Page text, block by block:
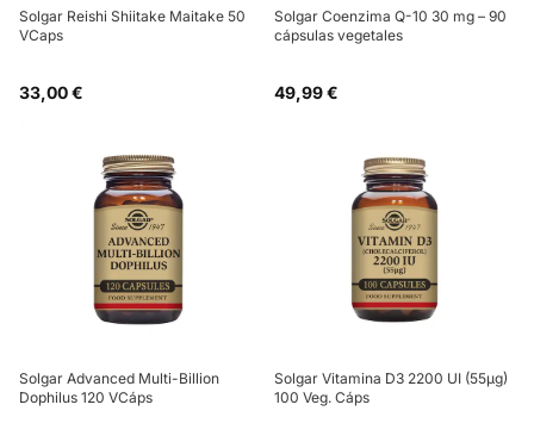
Solgar Reishi Shiitake Maitake 50
VCaps
33,00 €
Solgar Coenzima Q-10 30 mg – 90
cápsulas vegetales
49,99 €
Solgar Advanced Multi-Billion
Dophilus 120 VCáps
Solgar Vitamina D3 2200 UI (55µg)
100 Veg. Cáps